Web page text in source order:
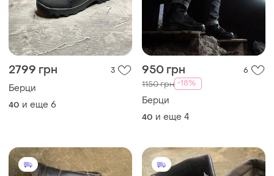
2799 грн 3
Берци
40 и еще 6
950 грн 6
1150 грн -18%
Берци
40 и еще 4